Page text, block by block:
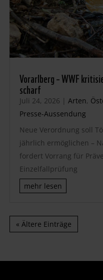
Vorarlberg – WWF
scharf
Juli 24, 2026 | Arten,
Presse-Aussendung
Neue Verordnung soll
jährlich ermöglichen –
fordert Vorrang für
Einzelfallprüfung
mehr lesen
« Ältere Einträge